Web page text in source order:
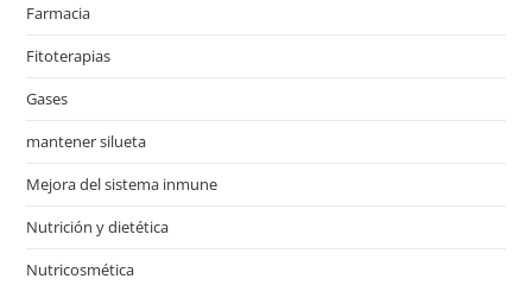
Farmacia
Fitoterapias
Gases
mantener silueta
Mejora del sistema inmune
Nutrición y dietética
Nutricosmética